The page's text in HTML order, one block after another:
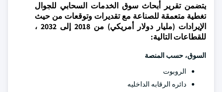
يتضمن تقرير أبحاث سوق الخدمات السحابي للجوال
تغطية متعمقة للصناعة مع تقديرات وتوقعات من حيث
الإيرادات (مليار دولار أمريكي) من 2018 إلى 2032 ،
للقطاعات التالية:
السوق، حسب المنصة
الروبوت
دائره الرقابه الداخليه